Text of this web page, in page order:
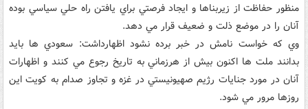
منظور حفاظت از زيربناها و ايجاد فرصتي براي يافتن راه حلي سياسي بوده
آنان را در موضع ذلت و ضعيف قرار مي دهد.
وي که خواست نامش در خبر برده نشود اظهارداشت: سعودي ها بايد
بدانند ملت ها اکنون بيش از هرزماني به تاريخ رجوع مي کنند و اظهارات
آنان در مورد جنايات رژيم صهيونيستي در غزه و تجاوز صدام به کويت اين
روزها مرور مي شود.